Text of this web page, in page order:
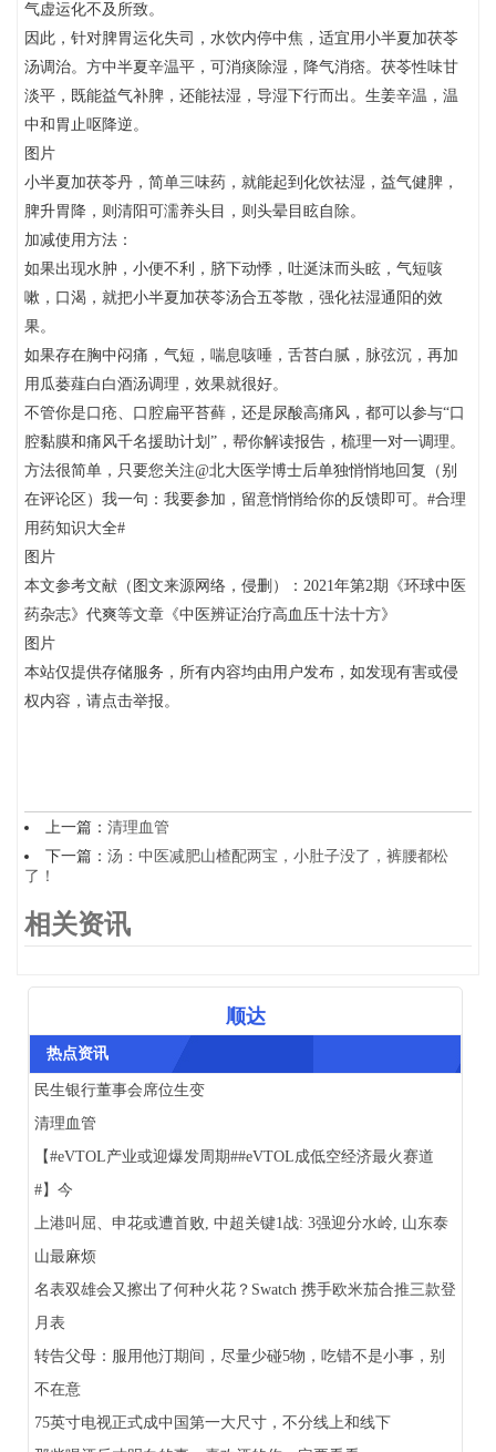
气虚运化不及所致。
因此，针对脾胃运化失司，水饮内停中焦，适宜用小半夏加茯苓
汤调治。方中半夏辛温平，可消痰除湿，降气消痞。茯苓性味甘
淡平，既能益气补脾，还能祛湿，导湿下行而出。生姜辛温，温
中和胃止呕降逆。
图片
小半夏加茯苓丹，简单三味药，就能起到化饮祛湿，益气健脾，
脾升胃降，则清阳可濡养头目，则头晕目眩自除。
加减使用方法：
如果出现水肿，小便不利，脐下动悸，吐涎沫而头眩，气短咳
嗽，口渴，就把小半夏加茯苓汤合五苓散，强化祛湿通阳的效
果。
如果存在胸中闷痛，气短，喘息咳唾，舌苔白腻，脉弦沉，再加
用瓜蒌薤白白酒汤调理，效果就很好。
不管你是口疮、口腔扁平苔藓，还是尿酸高痛风，都可以参与“口
腔黏膜和痛风千名援助计划”，帮你解读报告，梳理一对一调理。
方法很简单，只要您关注@北大医学博士后单独悄悄地回复（别
在评论区）我一句：我要参加，留意悄悄给你的反馈即可。#合理
用药知识大全#
图片
本文参考文献（图文来源网络，侵删）：2021年第2期《环球中医
药杂志》代爽等文章《中医辨证治疗高血压十法十方》
图片
本站仅提供存储服务，所有内容均由用户发布，如发现有害或侵
权内容，请点击举报。
上一篇： 清理血管
下一篇： 汤：中医减肥山楂配两宝，小肚子没了，裤腰都松
了！
相关资讯
顺达
热点资讯
民生银行董事会席位生变
清理血管
【#eVTOL产业或迎爆发周期##eVTOL成低空经济最火赛道
#】今
上港叫屈、申花或遭首败, 中超关键1战: 3强迎分水岭, 山东泰
山最麻烦
名表双雄会又擦出了何种火花？Swatch 携手欧米茄合推三款登
月表
转告父母：服用他汀期间，尽量少碰5物，吃错不是小事，别
不在意
75英寸电视正式成中国第一大尺寸，不分线上和线下